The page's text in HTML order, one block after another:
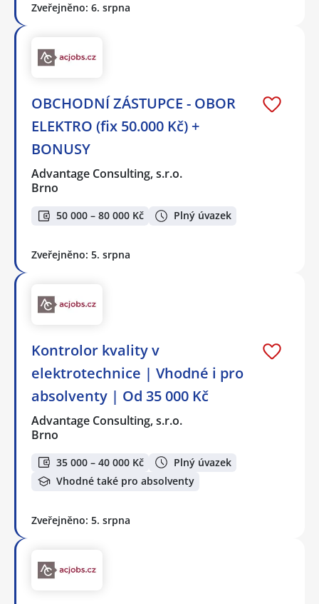
Zveřejněno: 6. srpna
OBCHODNÍ ZÁSTUPCE - OBOR
ELEKTRO (fix 50.000 Kč) +
BONUSY
Advantage Consulting, s.r.o.
Brno
50 000 – 80 000 Kč Plný úvazek
Zveřejněno: 5. srpna
Kontrolor kvality v
elektrotechnice | Vhodné i pro
absolventy | Od 35 000 Kč
Advantage Consulting, s.r.o.
Brno
35 000 – 40 000 Kč
Plný úvazek
Vhodné také pro absolventy
Zveřejněno: 5. srpna